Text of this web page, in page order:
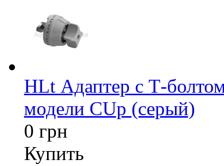
HLt Адаптер c Т-
модели CUp (серый)
0 грн
Купить